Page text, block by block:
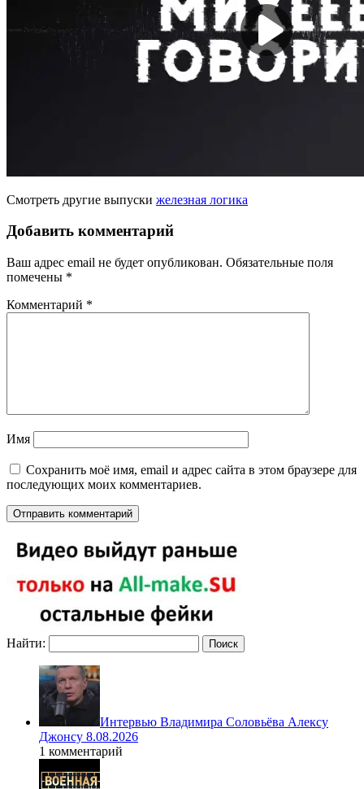
Смотреть другие выпуски железная логика
Добавить комментарий
Ваш адрес email не будет опубликован. Обязательные поля
помечены *
Комментарий *
Имя
Сохранить моё имя, email и адрес сайта в этом браузере для
последующих моих комментариев.
Найти:
Интервью Владимира Соловьёва Алексу
Джонсу 8.08.2026
1 комментарий